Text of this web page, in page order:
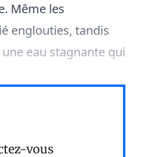
Même les
englouties, tandis
eau stagnante qui
vous